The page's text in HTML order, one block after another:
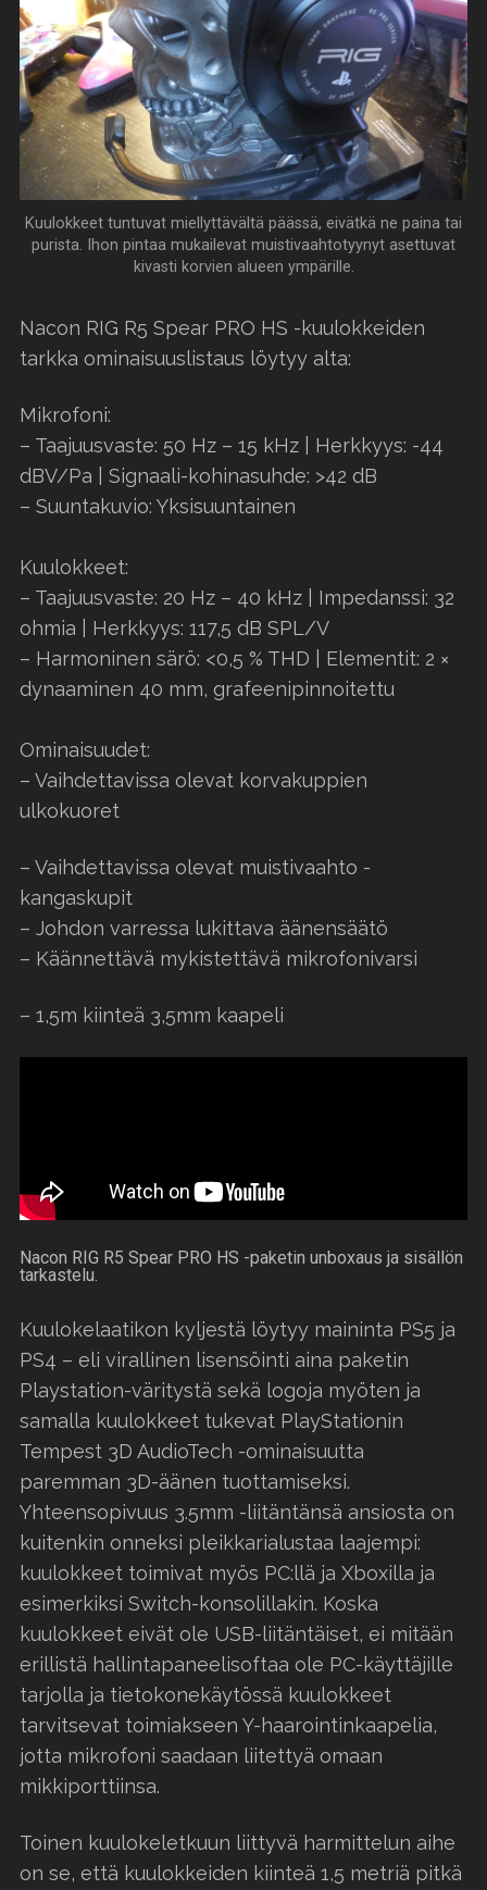
Kuulokkeet tuntuvat miellyttävältä päässä, eivätkä ne paina tai
purista. Ihon pintaa mukailevat muistivaahtotyynyt asettuvat
kivasti korvien alueen ympärille.
Nacon RIG R5 Spear PRO HS -kuulokkeiden
tarkka ominaisuuslistaus löytyy alta:
Mikrofoni:
– Taajuusvaste: 50 Hz – 15 kHz | Herkkyys: -44
dBV/Pa | Signaali-kohinasuhde: >42 dB
– Suuntakuvio: Yksisuuntainen
Kuulokkeet:
– Taajuusvaste: 20 Hz – 40 kHz | Impedanssi: 32
ohmia | Herkkyys: 117,5 dB SPL/V
– Harmoninen särö: <0,5 % THD | Elementit: 2 ×
dynaaminen 40 mm, grafeenipinnoitettu
Ominaisuudet:
– Vaihdettavissa olevat korvakuppien
ulkokuoret
– Vaihdettavissa olevat muistivaahto -
kangaskupit
– Johdon varressa lukittava äänensäätö
– Käännettävä mykistettävä mikrofonivarsi
– 1,5m kiinteä 3,5mm kaapeli
Nacon RIG R5 Spear PRO HS -paketin unboxaus ja sisällön
tarkastelu.
Kuulokelaatikon kyljestä löytyy maininta PS5 ja
PS4 – eli virallinen lisensöinti aina paketin
Playstation-väritystä sekä logoja myöten ja
samalla kuulokkeet tukevat PlayStationin
Tempest 3D AudioTech -ominaisuutta
paremman 3D-äänen tuottamiseksi.
Yhteensopivuus 3.5mm -liitäntänsä ansiosta on
kuitenkin onneksi pleikkarialustaa laajempi:
kuulokkeet toimivat myös PC:llä ja Xboxilla ja
esimerkiksi Switch-konsolillakin. Koska
kuulokkeet eivät ole USB-liitäntäiset, ei mitään
erillistä hallintapaneelisoftaa ole PC-käyttäjille
tarjolla ja tietokonekäytössä kuulokkeet
tarvitsevat toimiakseen Y-haarointinkaapelia,
jotta mikrofoni saadaan liitettyä omaan
mikkiporttiinsa.
Toinen kuulokeletkuun liittyvä harmittelun aihe
on se, että kuulokkeiden kiinteä 1,5 metriä pitkä